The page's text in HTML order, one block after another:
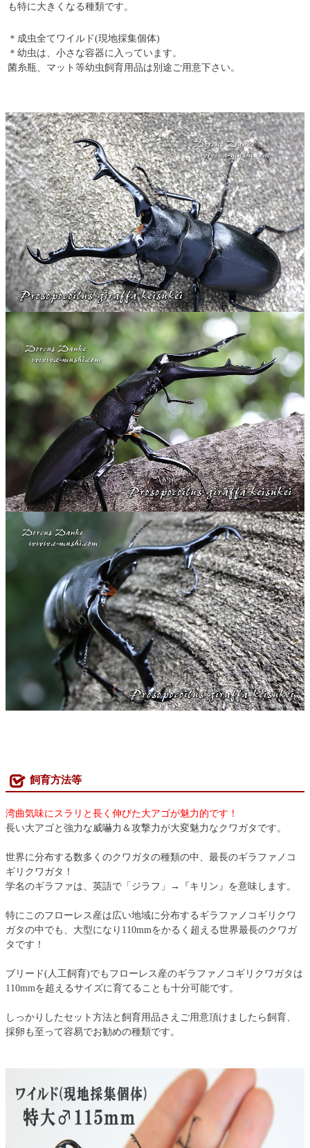
も特に大きくなる種類です。
＊成虫全てワイルド(現地採集個体)
＊幼虫は、小さな容器に入っています。
菌糸瓶、マット等幼虫飼育用品は別途ご用意下さい。
飼育方法等
湾曲気味にスラリと長く伸びた大アゴが魅力的です！
長い大アゴと強力な威嚇力＆攻撃力が大変魅力なクワガタです。
世界に分布する数多くのクワガタの種類の中、最長のギラファノコ
ギリクワガタ！
学名のギラファは、英語で「ジラフ」→『キリン』を意味します。
特にこのフローレス産は広い地域に分布するギラファノコギリクワ
ガタの中でも、大型になり110mmをかるく超える世界最長のクワガ
タです！
ブリード(人工飼育)でもフローレス産のギラファノコギリクワガタは
110mmを超えるサイズに育てることも十分可能です。
しっかりしたセット方法と飼育用品さえご用意頂けましたら飼育、
採卵も至って容易でお勧めの種類です。